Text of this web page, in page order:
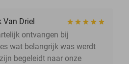
Van Driel
ontvangen bij
wat belangrijk was werdt
begeleidt naar onze